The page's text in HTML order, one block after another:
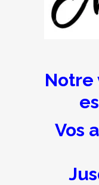
Notre
Vos